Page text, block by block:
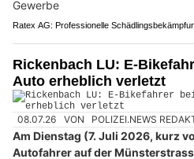
Ratex AG: Professionelle
Rickenbach LU: E-
Auto erheblich verletzt
08.07.26 VON POLIZEI.NEWS
Am Dienstag (7. Juli 2026, kurz
Autofahrer auf der